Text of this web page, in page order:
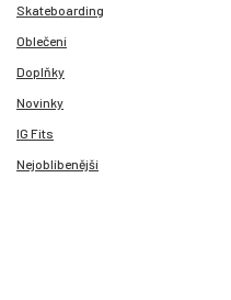
Skateboarding
Oblečení
Doplňky
Novinky
IG Fits
Nejoblíbenější